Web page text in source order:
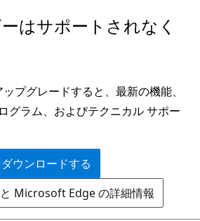
はサポートされなく
プグレードすると、最新の機能、
グラム、およびテクニカル サポー
ウンロードする
Microsoft Edge の詳細情報